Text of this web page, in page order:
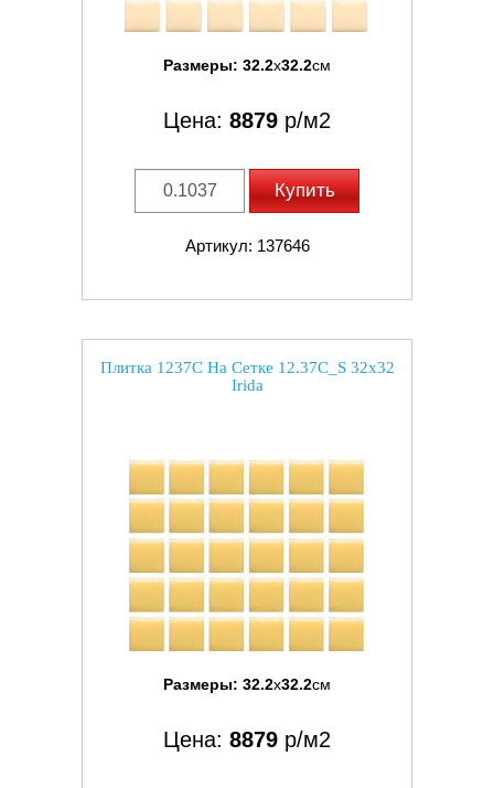
Размеры: 32.2x32.2см
Цена: 8879 р/м2
Купить
Артикул: 137646
Плитка 1237C На Сетке 12.37C_S 32x32
Irida
Размеры: 32.2x32.2см
Цена: 8879 р/м2